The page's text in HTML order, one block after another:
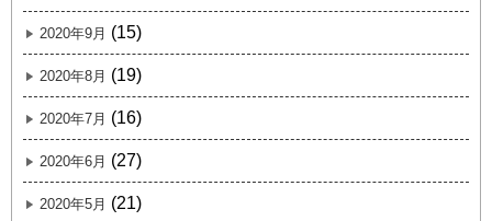
2020年9月 (15)
2020年8月 (19)
2020年7月 (16)
2020年6月 (27)
2020年5月 (21)